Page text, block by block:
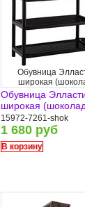
Обувница
широкая
Обувница
широкая
15972-7261-shok
1 680 руб
В корзину